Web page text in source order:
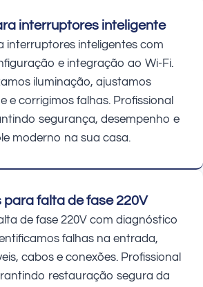
interruptores inteligente
interruptores inteligentes com
e integração ao Wi-Fi.
iluminação, ajustamos
e corrigimos falhas. Profissional
segurança, desempenho e
moderno na sua casa.
para falta de fase 220V
de fase 220V com diagnóstico
falhas na entrada,
cabos e conexões. Profissional
restauração segura da